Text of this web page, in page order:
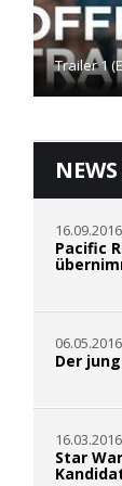
Trailer 1
16.09.2016
Pacific
06.05.2016
Der
16.03.2016
Star